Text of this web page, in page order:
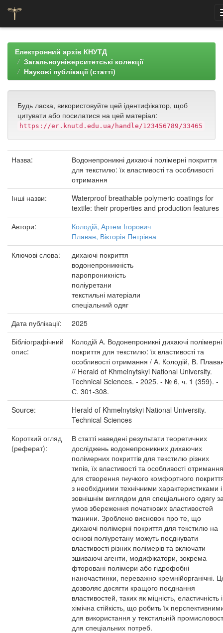
navigationЕлектронний архів КНУТД
Загальноуніверситетські колекції
Наукові публікації (статті)
Будь ласка, використовуйте цей ідентифікатор, щоб
цитувати або посилатися на цей матеріал:
https://er.knutd.edu.ua/handle/123456789/33465
Назва:
Водонепроникні дихаючі полімерні покриття
для текстилю: їх властивості та особливості
отримання
Інші назви:
Waterproof breathable polymeric coatings for
textile: their properties and production features
Автори:
Колодій, Артем Ігорович
Плаван, Вікторія Петрівна
Ключові слова:
дихаючі покриття
водонепроникність
паропроникність
поліуретани
текстильні матеріали
спеціальний одяг
Дата публікації:
2025
Бібліографічний
опис:
Колодій А. Водонепроникні дихаючі полімерні
покриття для текстилю: їх властивості та
особливості отримання / А. Колодій, В.
// Herald of Khmelnytskyi National University.
Technical Sciences. - 2025. - № 6, ч. 1 (359). -
С. 301-308.
Source:
Herald of Khmelnytskyi National University.
Technical Sciences
Короткий огляд
(реферат):
В статті наведені результати теоретичних
досліджень водонепроникних дихаючих
полімерних покриттів для текстилю різних
типів, їх властивості та особливості
для створення гнучкого комфортного
з необхідними технічними характеристиками і
зовнішнім виглядом для спеціального одягу
умов збереження початкових властивостей
тканини. Зроблено висновок про те, що
дихаючі полімерні покриття для текстилю на
основі поліуретану можуть поєднувати
властивості різних полімерів та включати
зшиваючі агенти, модифікатори, зокрема
фторовані полімери або гідрофобні
наночастинки, переважно кремнійорганічні.
дозволяє досягти кращого поєднання
властивостей, таких як міцність, еластичність і
хімічна стійкість, що робить їх
для використання у текстильній
для спеціальних потреб.